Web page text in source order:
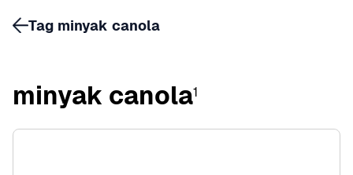
minyak canola1
Tag minyak canola